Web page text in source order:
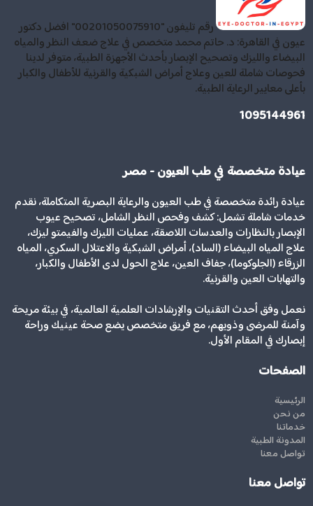
رقم تليفون "00201050075910" افضل دكتور
عيون في القاهرة: د. حاتم محمد متخصص في علاج ضعف النظر والمياه
البيضاء والليزك وتصحيح الإبصار بأحدث الأجهزة الطبية، متوفر لدينا
فحوصات شاملة للعين وعلاج أمراض الشبكية والقرنية للأطفال والكبار
بأعلى معايير الرعاية الطبية.
1095144961
عيادة متخصصة في طب العيون - مصر
عيادة رائدة متخصصة في طب العيون والرعاية البصرية المتكاملة، نقدم
خدمات شاملة تشمل: كشف وفحص النظر الشامل، تصحيح عيوب
الإبصار بالنظارات والعدسات اللاصقة، عمليات الليزك والفيمتو ليزك،
علاج المياه البيضاء (الساد)، أمراض الشبكية والاعتلال السكري، المياه
الزرقاء (الجلوكوما)، جفاف العين، علاج الحول لدى الأطفال والكبار،
والتهابات العين والقرنية.
نعمل وفق أحدث التقنيات والإرشادات العلمية العالمية، في بيئة مريحة
وآمنة للمرضى وذويهم، مع فريق متخصص يضع صحة عينيك وراحة
إبصارك في المقام الأول.
الصفحات
الرئيسية
من نحن
خدماتنا
المدونة الطبية
تواصل معنا
تواصل معنا